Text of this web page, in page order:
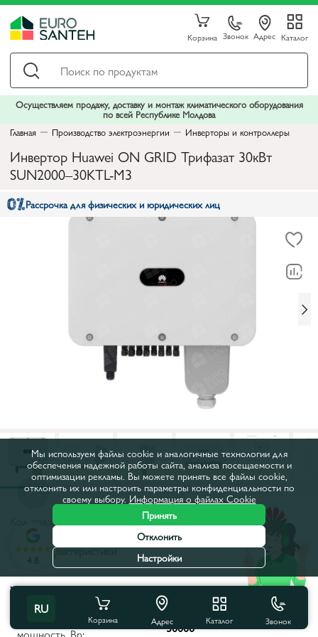
Корзина Звонок Адрес Каталог
Осуществляем продажу, доставку и монтаж климатического оборудования
по всей Республике Молдова
Главная
Производство электроэнергии Инверторы и контроллеры
Инвертор Huawei ON GRID Трифазат 30кВт
SUN2000–30KTL-M3
Рассрочка для физических и юридических лиц
Код товара:
Все характеристики
Характеристики продукта
Максимальная полная
мощность, Вn: 30000
RU
Корзина Адрес Каталог Звонок
4.8
Мы используем файлы cookie и аналогичные технологии для
обеспечения надежной работы сайта, анализа посещаемости и
оптимизации рекламы. Вы можете принять все файлы cookie,
отклонить их или настроить параметры конфиденциальности по
своему выбору. Информация о файлах Cookie
Принять
Отклонить
Настройки